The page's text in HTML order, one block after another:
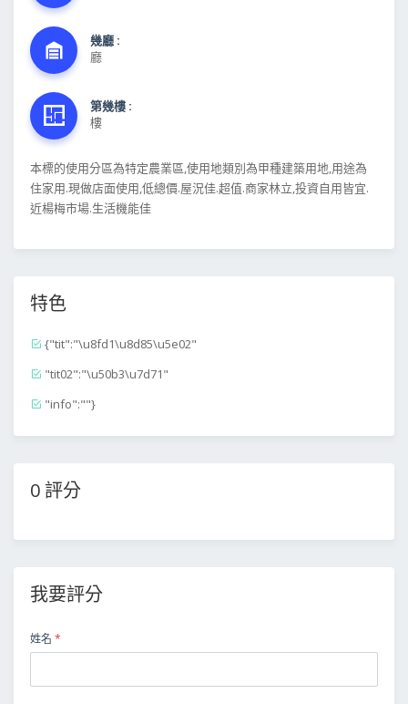
幾廳 :
廳
第幾樓 :
樓
本標的使用分區為特定農業區,使用地類別為甲種建築用地,用途為
住家用.現做店面使用,低總價.屋況佳.超值.商家林立,投資自用皆宜.
近楊梅市場.生活機能佳
特色
{"tit":"\u8fd1\u8d85\u5e02"
"tit02":"\u50b3\u7d71"
"info":""}
0 評分
我要評分
姓名 *